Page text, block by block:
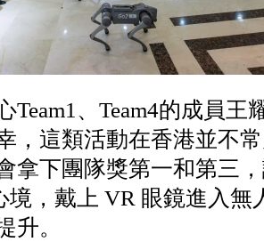
Team1、Team4的成員
，這類活動在香港並不
拿下團隊獎第一和第三
境，戴上 VR 眼鏡進入
升。